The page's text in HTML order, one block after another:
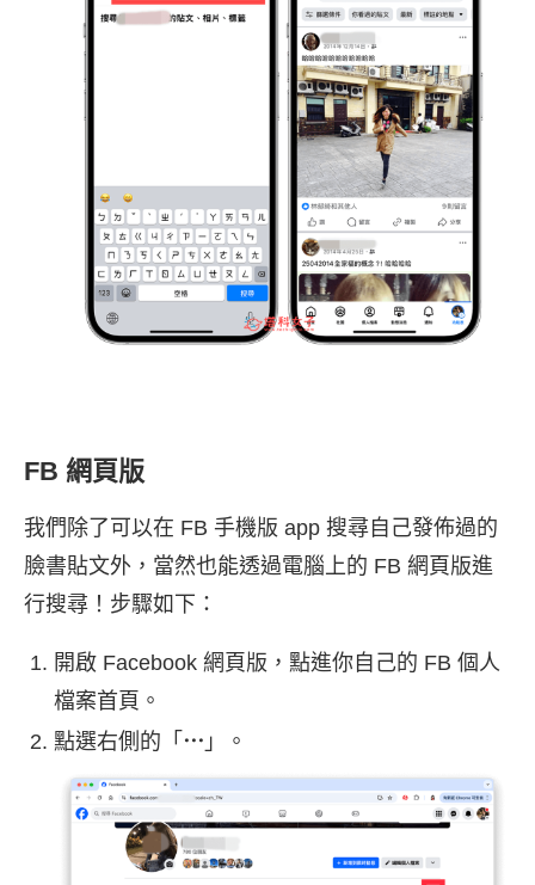
FB 網頁版
我們除了可以在 FB 手機版 app 搜尋自己發佈過的
臉書貼文外，當然也能透過電腦上的 FB 網頁版進
行搜尋！步驟如下：
開啟 Facebook 網頁版，點進你自己的 FB 個人
檔案首頁。
點選右側的「 ⋯ 」。